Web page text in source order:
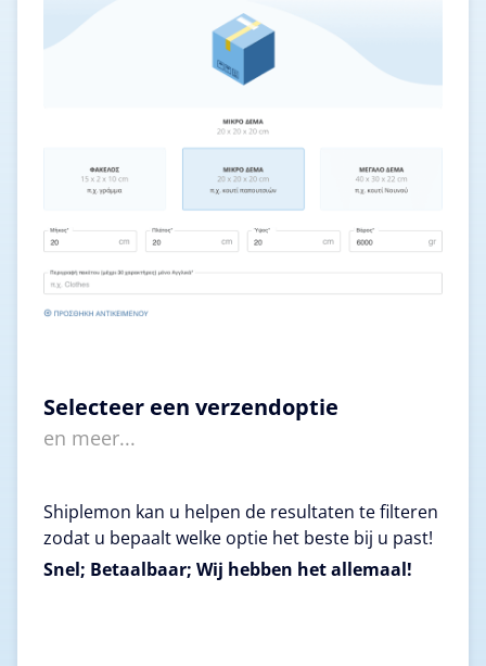
Selecteer een verzendoptie
en meer...
Shiplemon kan u helpen de resultaten te filteren
zodat u bepaalt welke optie het beste bij u past!
Snel; Betaalbaar; Wij hebben het allemaal!